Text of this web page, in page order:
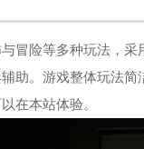
冒险等多种玩法，
助。游戏整体玩法
在本站体验。